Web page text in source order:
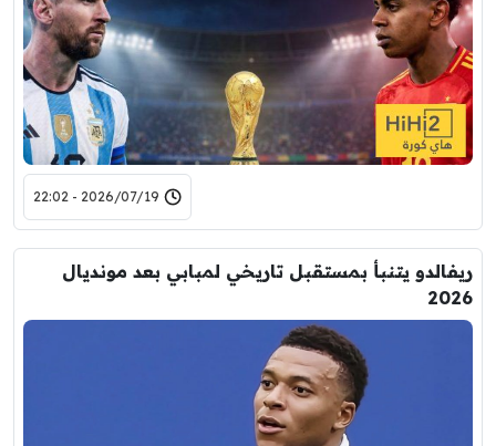
2026/07/19 - 22:02
ريفالدو يتنبأ بمستقبل تاريخي لمبابي بعد مونديال
2026